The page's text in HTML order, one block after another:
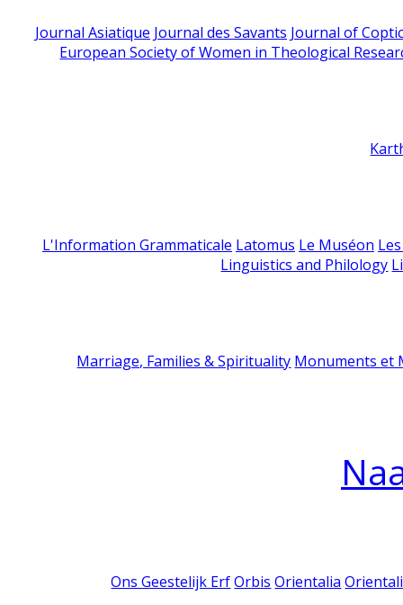
Journal Asiatique Journal des Savants Journal of
European Society of Women in Theological
L'Information Grammaticale Latomus Le Muséon
Linguistics and Philology
Marriage, Families & Spirituality Monuments et
Ons Geestelijk Erf Orbis Orientalia